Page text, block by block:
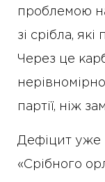
проблемою
зі срібла,
Через це
партії, ніж
Дефіцит уже
«Срібного